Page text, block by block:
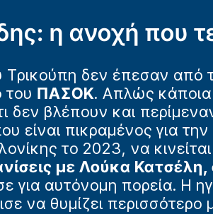
η ανοχή που
Τρικούπη δεν έπεσαν
του ΠΑΣΟΚ. Απλώς κάποια
δεν βλέπουν και
είναι πικραμένος για
το 2023, να
με Λούκα
για αυτόνομη πορεία. Η
να θυμίζει